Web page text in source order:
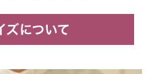
ズについて